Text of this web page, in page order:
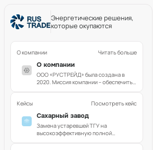
Энергетические решения,
которые окупаются
О компании Читать больше
О компании
ООО «РУСТРЕЙД» была создана в
2020. Миссия компании – обеспечить
Кейсы
Посмотреть кейс
Сахарный завод
Замена устаревшей ТГУ на
высокоэффективную полной